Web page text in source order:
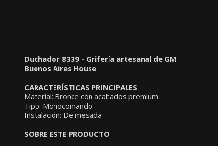
Duchador 8339 - Grifería artesanal de GM
Buenos Aires House
CARACTERÍSTICAS PRINCIPALES
Material: Bronce con acabados premium
Tipo: Monocomando
Instalación: De mesada
SOBRE ESTE PRODUCTO